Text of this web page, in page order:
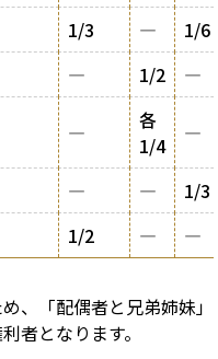
1/3 ―
1/6
― 1/2 ―
―
各
1/4
―
― ―
1/3
1/2 ― ―
、「配偶者と兄弟姉妹」
者となります。